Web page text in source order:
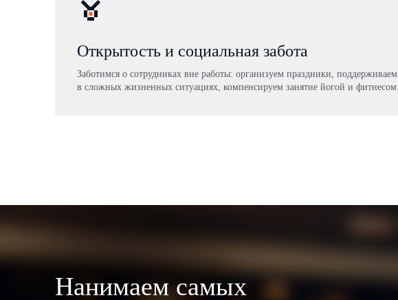
Открытость и социальная забота
Заботимся о сотрудниках вне работы: организуем праздники, поддерживаем
в сложных жизненных ситуациях, компенсируем занятие йогой и фитнесом
Нанимаем самых